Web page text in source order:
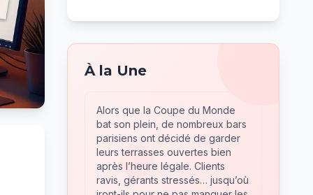
À la Une
Alors que la Coupe du Monde
bat son plein, de nombreux bars
parisiens ont décidé de garder
leurs terrasses ouvertes bien
après l’heure légale. Clients
ravis, gérants stressés… jusqu’où